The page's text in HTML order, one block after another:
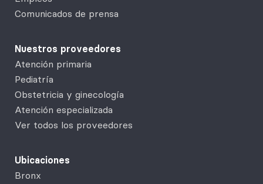
(CDC).
estés enfermo.
Para mantenerte actualizado
sobre la información más
reciente, visita el
los Centros para el Control y la
Prevención de Enfermedades
(CDC)
Comunicados de prensa
Nuestros proveedores
Atención primaria
Pediatría
Obstetricia y ginecología
Atención especializada
Ver todos los proveedores
Ubicaciones
Bronx